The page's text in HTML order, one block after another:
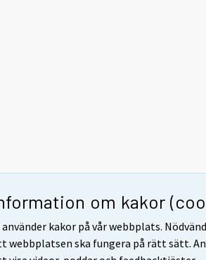
om kakor
använder kakor på vår webbplats.
webbplatsen ska fungera på rätt sätt.